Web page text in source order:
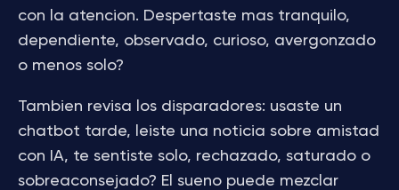
con la atencion. Despertaste mas tranquilo,
dependiente, observado, curioso, avergonzado
o menos solo?
Tambien revisa los disparadores: usaste un
chatbot tarde, leiste una noticia sobre amistad
con IA, te sentiste solo, rechazado, saturado o
sobreaconsejado? El sueno puede mezclar